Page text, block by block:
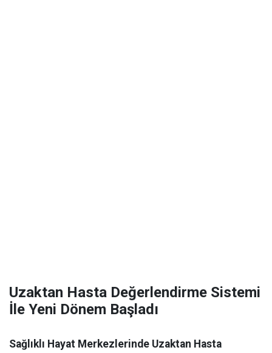
Uzaktan Hasta Değerlendirme Sistemi
İle Yeni Dönem Başladı
Sağlıklı Hayat Merkezlerinde Uzaktan Hasta